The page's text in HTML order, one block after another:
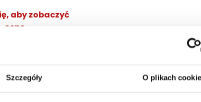
Szczegóły O plikach
aby zobaczyć
cenę
się